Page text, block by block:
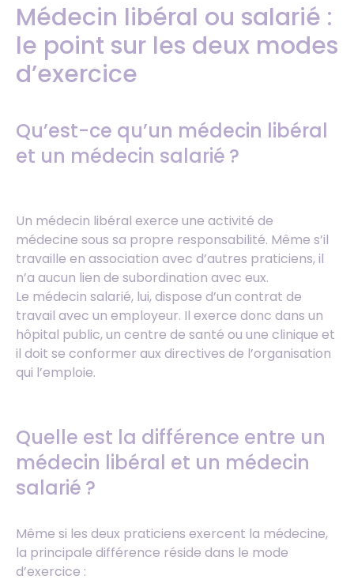
Médecin libéral ou salarié :
le point sur les deux modes
d’exercice
Qu’est-ce qu’un médecin libéral
et un médecin salarié ?
Un médecin libéral exerce une activité de
médecine sous sa propre responsabilité. Même s’il
travaille en association avec d’autres praticiens, il
n’a aucun lien de subordination avec eux.
Le médecin salarié, lui, dispose d’un contrat de
travail avec un employeur. Il exerce donc dans un
hôpital public, un centre de santé ou une clinique et
il doit se conformer aux directives de l’organisation
qui l’emploie.
Quelle est la différence entre un
médecin libéral et un médecin
salarié ?
Même si les deux praticiens exercent la médecine,
la principale différence réside dans le mode
d’exercice :